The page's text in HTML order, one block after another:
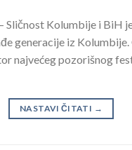
Kolumbije i BiH
generacije iz
najvećeg pozorišnog
NASTAVI ČITATI →